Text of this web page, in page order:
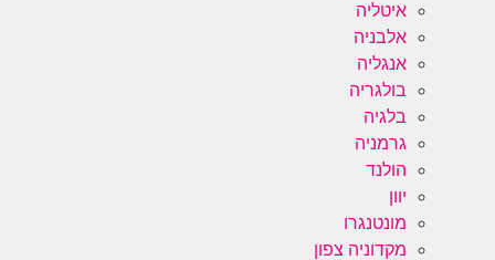
איטליה
אלבניה
אנגליה
בולגריה
בלגיה
גרמניה
הולנד
יוון
מונטנגרו
מקדוניה צפון